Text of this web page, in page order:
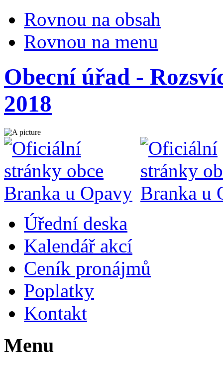
Rovnou na obsah
Rovnou na menu
Obecní úřad -
2018
Úřední deska
Kalendář akcí
Ceník pronájmů
Poplatky
Kontakt
Menu